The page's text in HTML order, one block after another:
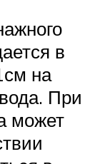
в
на
При
может